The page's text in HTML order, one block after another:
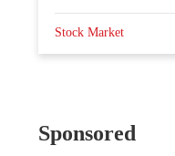
Stock Market
Sponsored